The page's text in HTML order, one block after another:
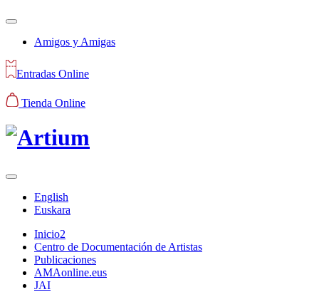
Amigos y Amigas
Entradas Online
Tienda Online
English
Euskara
Inicio2
Centro de Documentación de Artistas
Publicaciones
AMAonline.eus
JAI